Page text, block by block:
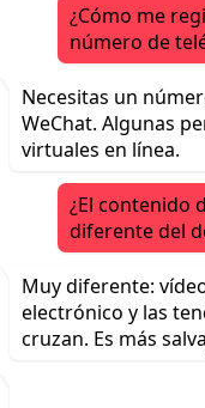
¿Cómo me
número de
Necesitas un
WeChat. Algunas
virtuales en línea.
¿El contenido
diferente del
Muy diferente:
electrónico y las
cruzan. Es más